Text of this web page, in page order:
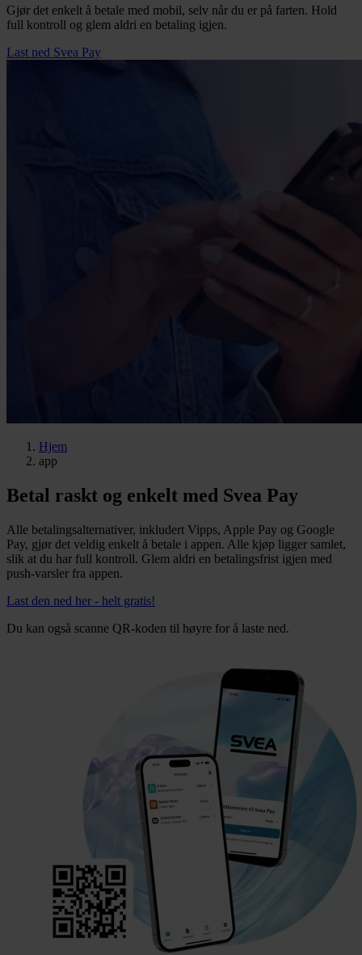
Gjør det enkelt å betale med mobil, selv når du er på farten. Hold
full kontroll og glem aldri en betaling igjen.
Last ned Svea Pay
Hjem
app
Betal raskt og enkelt med Svea Pay
Alle betalingsalternativer, inkludert Vipps, Apple Pay og Google
Pay, gjør det veldig enkelt å betale i appen. Alle kjøp ligger samlet,
slik at du har full kontroll. Glem aldri en betalingsfrist igjen med
push-varsler fra appen.
Last den ned her - helt gratis!
Du kan også scanne QR-koden til høyre for å laste ned.